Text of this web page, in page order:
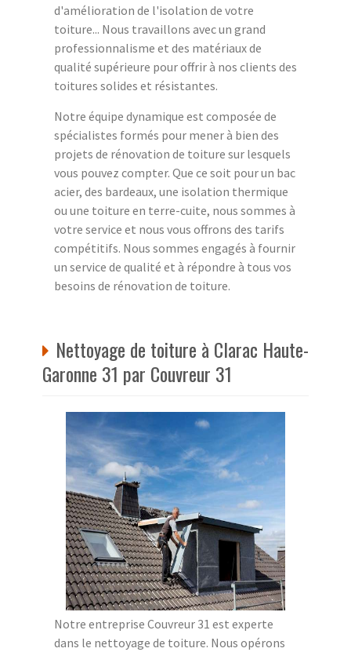
d'amélioration de l'isolation de votre
toiture... Nous travaillons avec un grand
professionnalisme et des matériaux de
qualité supérieure pour offrir à nos clients des
toitures solides et résistantes.
Notre équipe dynamique est composée de
spécialistes formés pour mener à bien des
projets de rénovation de toiture sur lesquels
vous pouvez compter. Que ce soit pour un bac
acier, des bardeaux, une isolation thermique
ou une toiture en terre-cuite, nous sommes à
votre service et nous vous offrons des tarifs
compétitifs. Nous sommes engagés à fournir
un service de qualité et à répondre à tous vos
besoins de rénovation de toiture.
Nettoyage de toiture à Clarac Haute-
Garonne 31 par Couvreur 31
Notre entreprise Couvreur 31 est experte
dans le nettoyage de toiture. Nous opérons